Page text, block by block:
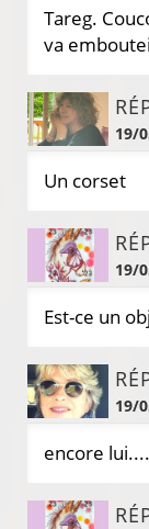
Tareg.
va
19/
Un corset
19/
Est-ce un
19/
encore